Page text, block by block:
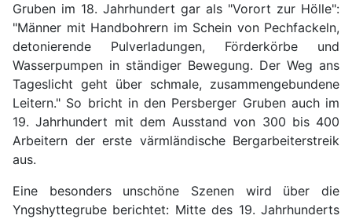
Gruben im 18. Jahrhundert gar als "Vorort zur Hölle":
"Männer mit Handbohrern im Schein von Pechfackeln,
detonierende Pulverladungen, Förderkörbe und
Wasserpumpen in ständiger Bewegung. Der Weg ans
Tageslicht geht über schmale, zusammengebundene
Leitern." So bricht in den Persberger Gruben auch im
19. Jahrhundert mit dem Ausstand von 300 bis 400
Arbeitern der erste värmländische Bergarbeiterstreik
aus.
Eine besonders unschöne Szenen wird über die
Yngshyttegrube berichtet: Mitte des 19. Jahrhunderts